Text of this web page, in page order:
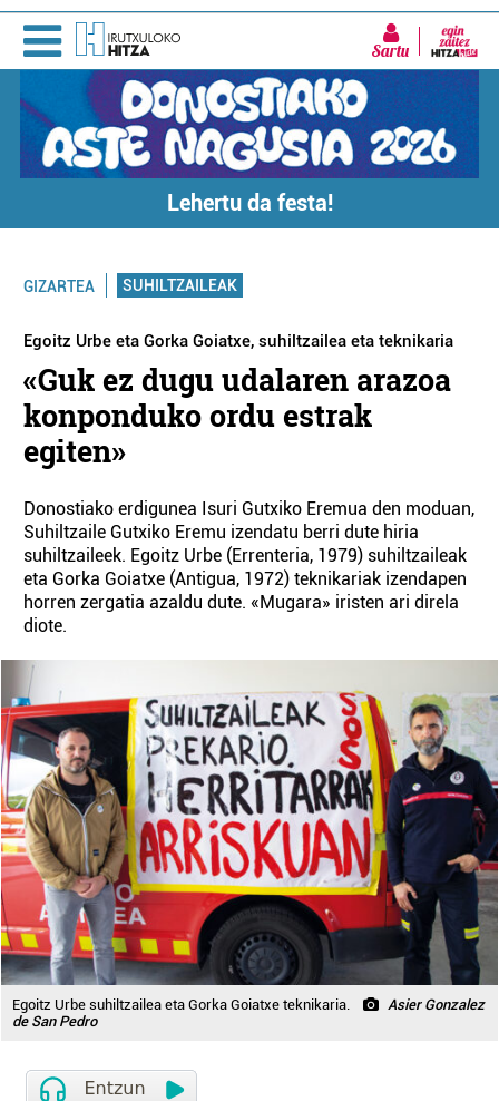
Sartu
Lehertu da festa!
GIZARTEA SUHILTZAILEAK
Egoitz Urbe eta Gorka Goiatxe, suhiltzailea eta teknikaria
«Guk ez dugu udalaren arazoa
konponduko ordu estrak
egiten»
Donostiako erdigunea Isuri Gutxiko Eremua den moduan,
Suhiltzaile Gutxiko Eremu izendatu berri dute hiria
suhiltzaileek. Egoitz Urbe (Errenteria, 1979) suhiltzaileak
eta Gorka Goiatxe (Antigua, 1972) teknikariak izendapen
horren zergatia azaldu dute. «Mugara» iristen ari direla
diote.
Egoitz Urbe suhiltzailea eta Gorka Goiatxe teknikaria.
Asier Gonzalez
de San Pedro